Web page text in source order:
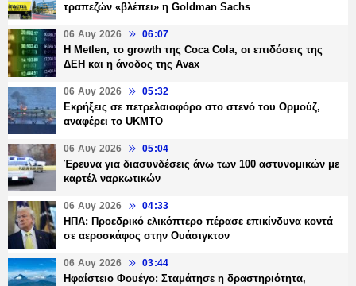
τραπεζών «βλέπει» η Goldman Sachs
06 Αυγ 2026 06:07
H Metlen, το growth της Coca Cola, οι επιδόσεις της
ΔΕΗ και η άνοδος της Avax
06 Αυγ 2026 05:32
Εκρήξεις σε πετρελαιοφόρο στο στενό του Ορμούζ,
αναφέρει το UKMTO
06 Αυγ 2026 05:04
Έρευνα για διασυνδέσεις άνω των 100 αστυνομικών με
καρτέλ ναρκωτικών
06 Αυγ 2026 04:33
ΗΠΑ: Προεδρικό ελικόπτερο πέρασε επικίνδυνα κοντά
σε αεροσκάφος στην Ουάσιγκτον
06 Αυγ 2026 03:44
Ηφαίστειο Φουέγο: Σταμάτησε η δραστηριότητα,